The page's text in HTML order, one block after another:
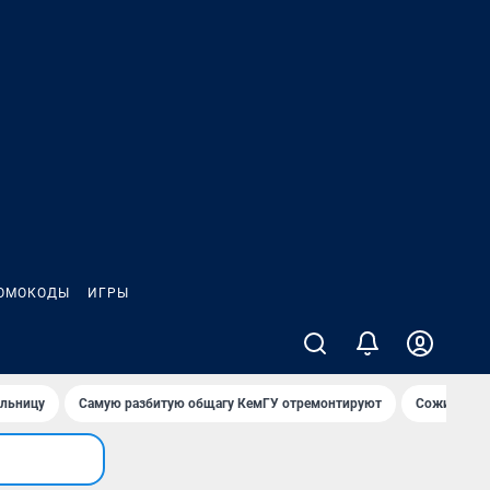
ИГРЫ
Самую разбитую общагу КемГУ отремонтируют